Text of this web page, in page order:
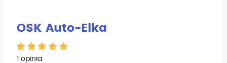
OSK Auto-Elka
1 opinia